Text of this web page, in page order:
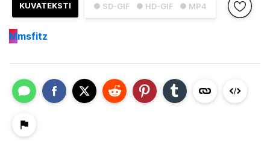
● SD-GIF ● HD-GIF ● MP4
KUVATEKSTI
Mmsfitz